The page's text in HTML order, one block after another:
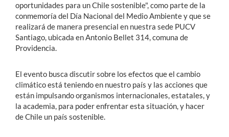
oportunidades para un Chile sostenible", como parte de la
conmemoría del Día Nacional del Medio Ambiente y que se
realizará de manera presencial en nuestra sede PUCV
Santiago, ubicada en Antonio Bellet 314, comuna de
Providencia.
El evento busca discutir sobre los efectos que el cambio
climático está teniendo en nuestro país y las acciones que
están impulsando organismos internacionales, estatales, y
la academia, para poder enfrentar esta situación, y hacer
de Chile un país sostenible.